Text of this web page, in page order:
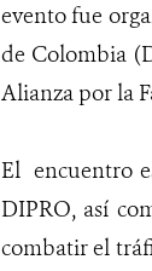
evento fue
de Colombia
Alianza por la
El encuentro
DIPRO, así
combatir el